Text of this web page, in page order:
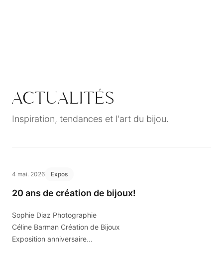
ACTUALITÉS
Inspiration, tendances et l'art du bijou.
4 mai. 2026 Expos
20 ans de création de bijoux!
Sophie Diaz Photographie
Céline Barman Création de Bijoux
Exposition anniversaire